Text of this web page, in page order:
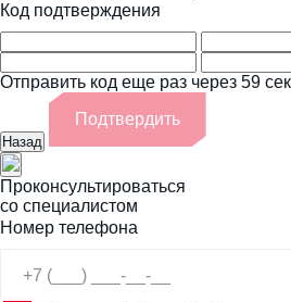
Код подтверждения
Отправить код еще раз через 59
Назад
Подтвердить
Проконсультироваться
со специалистом
Номер телефона